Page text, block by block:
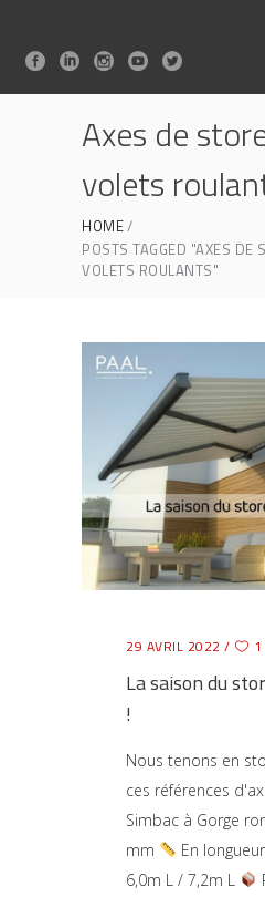
Axes de
volets
HOME
POSTS TAGGED "AXES DE
VOLETS ROULANTS"
29 AVRIL 2022 1
La saison du
!
Nous tenons en
ces références
Simbac à Gorge
mm
En
6,0m L / 7,2m L